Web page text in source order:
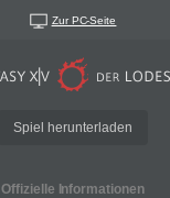
Zur PC-Seite
Spiel herunterladen
Offizielle Informationen